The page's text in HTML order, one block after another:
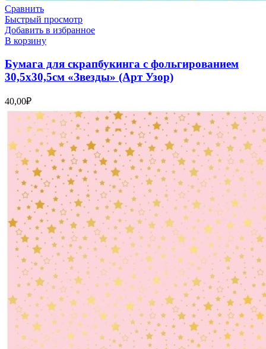
Сравнить
Быстрый просмотр
Добавить в избранное
В корзину
Бумага для скрапбукинга с фольгированием
30,5х30,5см «Звезды» (Арт Узор)
40,00₽